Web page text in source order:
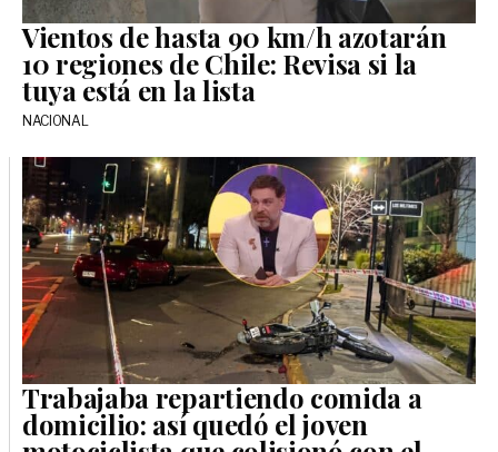
Vientos de hasta 90 km/h azotarán
10 regiones de Chile: Revisa si la
tuya está en la lista
NACIONAL
Trabajaba repartiendo comida a
domicilio: así quedó el joven